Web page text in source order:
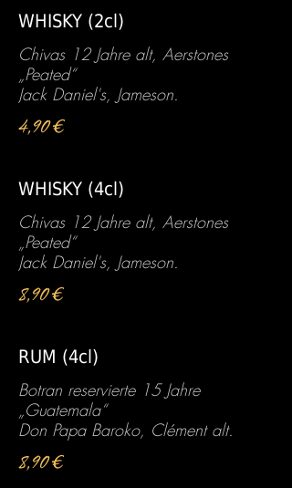
WHISKY (2cl)
Chivas 12 Jahre alt, Aerstones
„Peated“
Jack Daniel's, Jameson.
4,90 €
WHISKY (4cl)
Chivas 12 Jahre alt, Aerstones
„Peated“
Jack Daniel's, Jameson.
8,90 €
RUM (4cl)
Botran reservierte 15 Jahre
„Guatemala“
Don Papa Baroko, Clément alt.
8,90 €